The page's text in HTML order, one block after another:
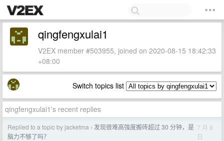
qingfengxulai1
V2EX member #503955, joined on 2020-08-15 18:42:33
+08:00
Switch topics list
qingfengxulai1's recent replies
Replied to a topic by jacketma › 发现很难高强度搬砖超过 30 分钟，是
脑力不够了吗？
7 月 8
日